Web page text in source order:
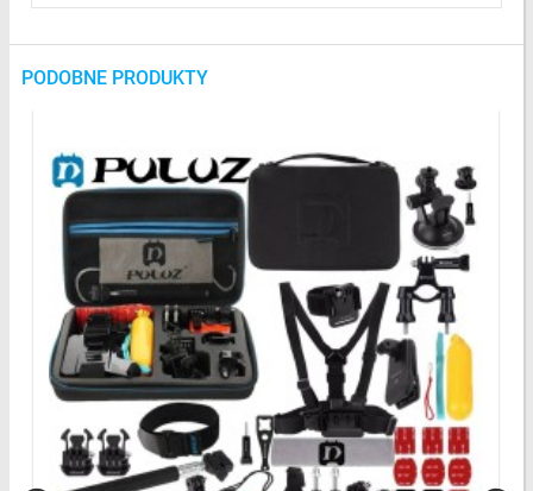
PODOBNE PRODUKTY